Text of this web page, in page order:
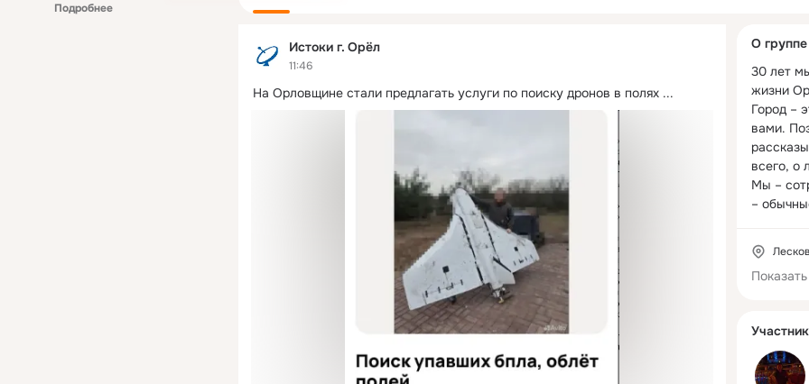
Подробнее
Истоки г. Орёл
11:46
На Орловщине стали предлагать услуги по поиску дронов в полях ...
колонка
О группе
30 лет
жизни
Город –
вами.
всего, о
Мы –
–
верим,
меняет
лучшему!
Ищем